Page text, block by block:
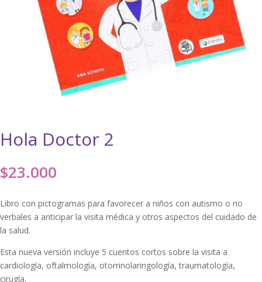
Hola Doctor 2
$23.000
Libro con pictogramas para favorecer a niños con autismo o no
verbales a anticipar la visita médica y otros aspectos del cuidado de
la salud.
Esta nueva versión incluye 5 cuentos cortos sobre la visita a
cardiología, oftalmología, otorrinolaringología, traumatología,
cirugía.